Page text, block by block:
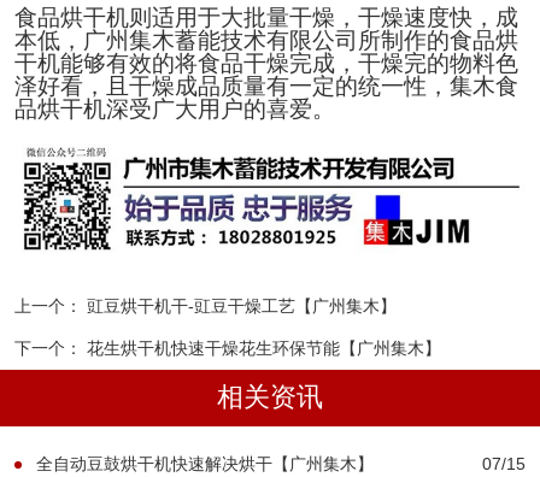
食品烘干机则适用于大批量干燥，干燥速度快，成
本低，广州集木蓄能技术有限公司所制作的食品烘
干机能够有效的将食品干燥完成，干燥完的物料色
泽好看，且干燥成品质量有一定的统一性，集木食
品烘干机深受广大用户的喜爱。
上一个： 豇豆烘干机干-豇豆干燥工艺【广州集木】
下一个： 花生烘干机快速干燥花生环保节能【广州集木】
相关资讯
全自动豆鼓烘干机快速解决烘干【广州集木】 07/15